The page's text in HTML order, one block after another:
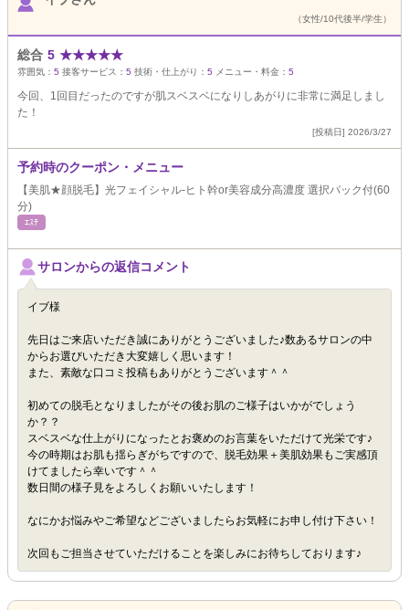
（女性/10代後半/学生）
総合 5 ★★★★★
雰囲気： 5 接客サービス： 5 技術・仕上がり： 5 メニュー・料金： 5
今回、1回目だったのですが肌スベスベになりしあがりに非常に満足しまし
た！
[投稿日] 2026/3/27
予約時のクーポン・メニュー
【美肌★顔脱毛】光フェイシャル-ヒト幹or美容成分高濃度 選択パック付(60
分)
ｴｽﾃ
サロンからの返信コメント
イブ様
先日はご来店いただき誠にありがとうございました♪数あるサロンの中
からお選びいただき大変嬉しく思います！
また、素敵な口コミ投稿もありがとうございます＾＾
初めての脱毛となりましたがその後お肌のご様子はいかがでしょう
か？？
スベスベな仕上がりになったとお褒めのお言葉をいただけて光栄です♪
今の時期はお肌も揺らぎがちですので、脱毛効果＋美肌効果もご実感頂
けてましたら幸いです＾＾
数日間の様子見をよろしくお願いいたします！
なにかお悩みやご希望などございましたらお気軽にお申し付け下さい！
次回もご担当させていただけることを楽しみにお待ちしております♪